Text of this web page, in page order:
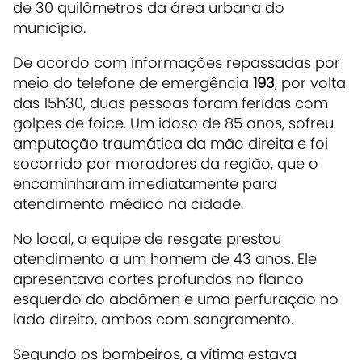
de 30 quilômetros da área urbana do
município.
De acordo com informações repassadas por
meio do telefone de emergência 193, por volta
das 15h30, duas pessoas foram feridas com
golpes de foice. Um idoso de 85 anos, sofreu
amputação traumática da mão direita e foi
socorrido por moradores da região, que o
encaminharam imediatamente para
atendimento médico na cidade.
No local, a equipe de resgate prestou
atendimento a um homem de 43 anos. Ele
apresentava cortes profundos no flanco
esquerdo do abdômen e uma perfuração no
lado direito, ambos com sangramento.
Segundo os bombeiros, a vítima estava